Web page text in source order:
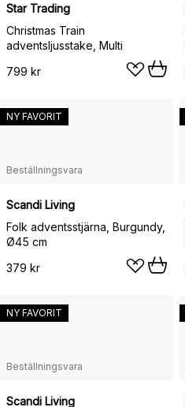
Star Trading
Christmas Train
adventsljusstake, Multi
799 kr
Beställningsvara
Scandi Living
Folk adventsstjärna, Burgundy,
Ø45 cm
379 kr
NY FAVORIT
Beställningsvara
Scandi Living
NY FAVORIT